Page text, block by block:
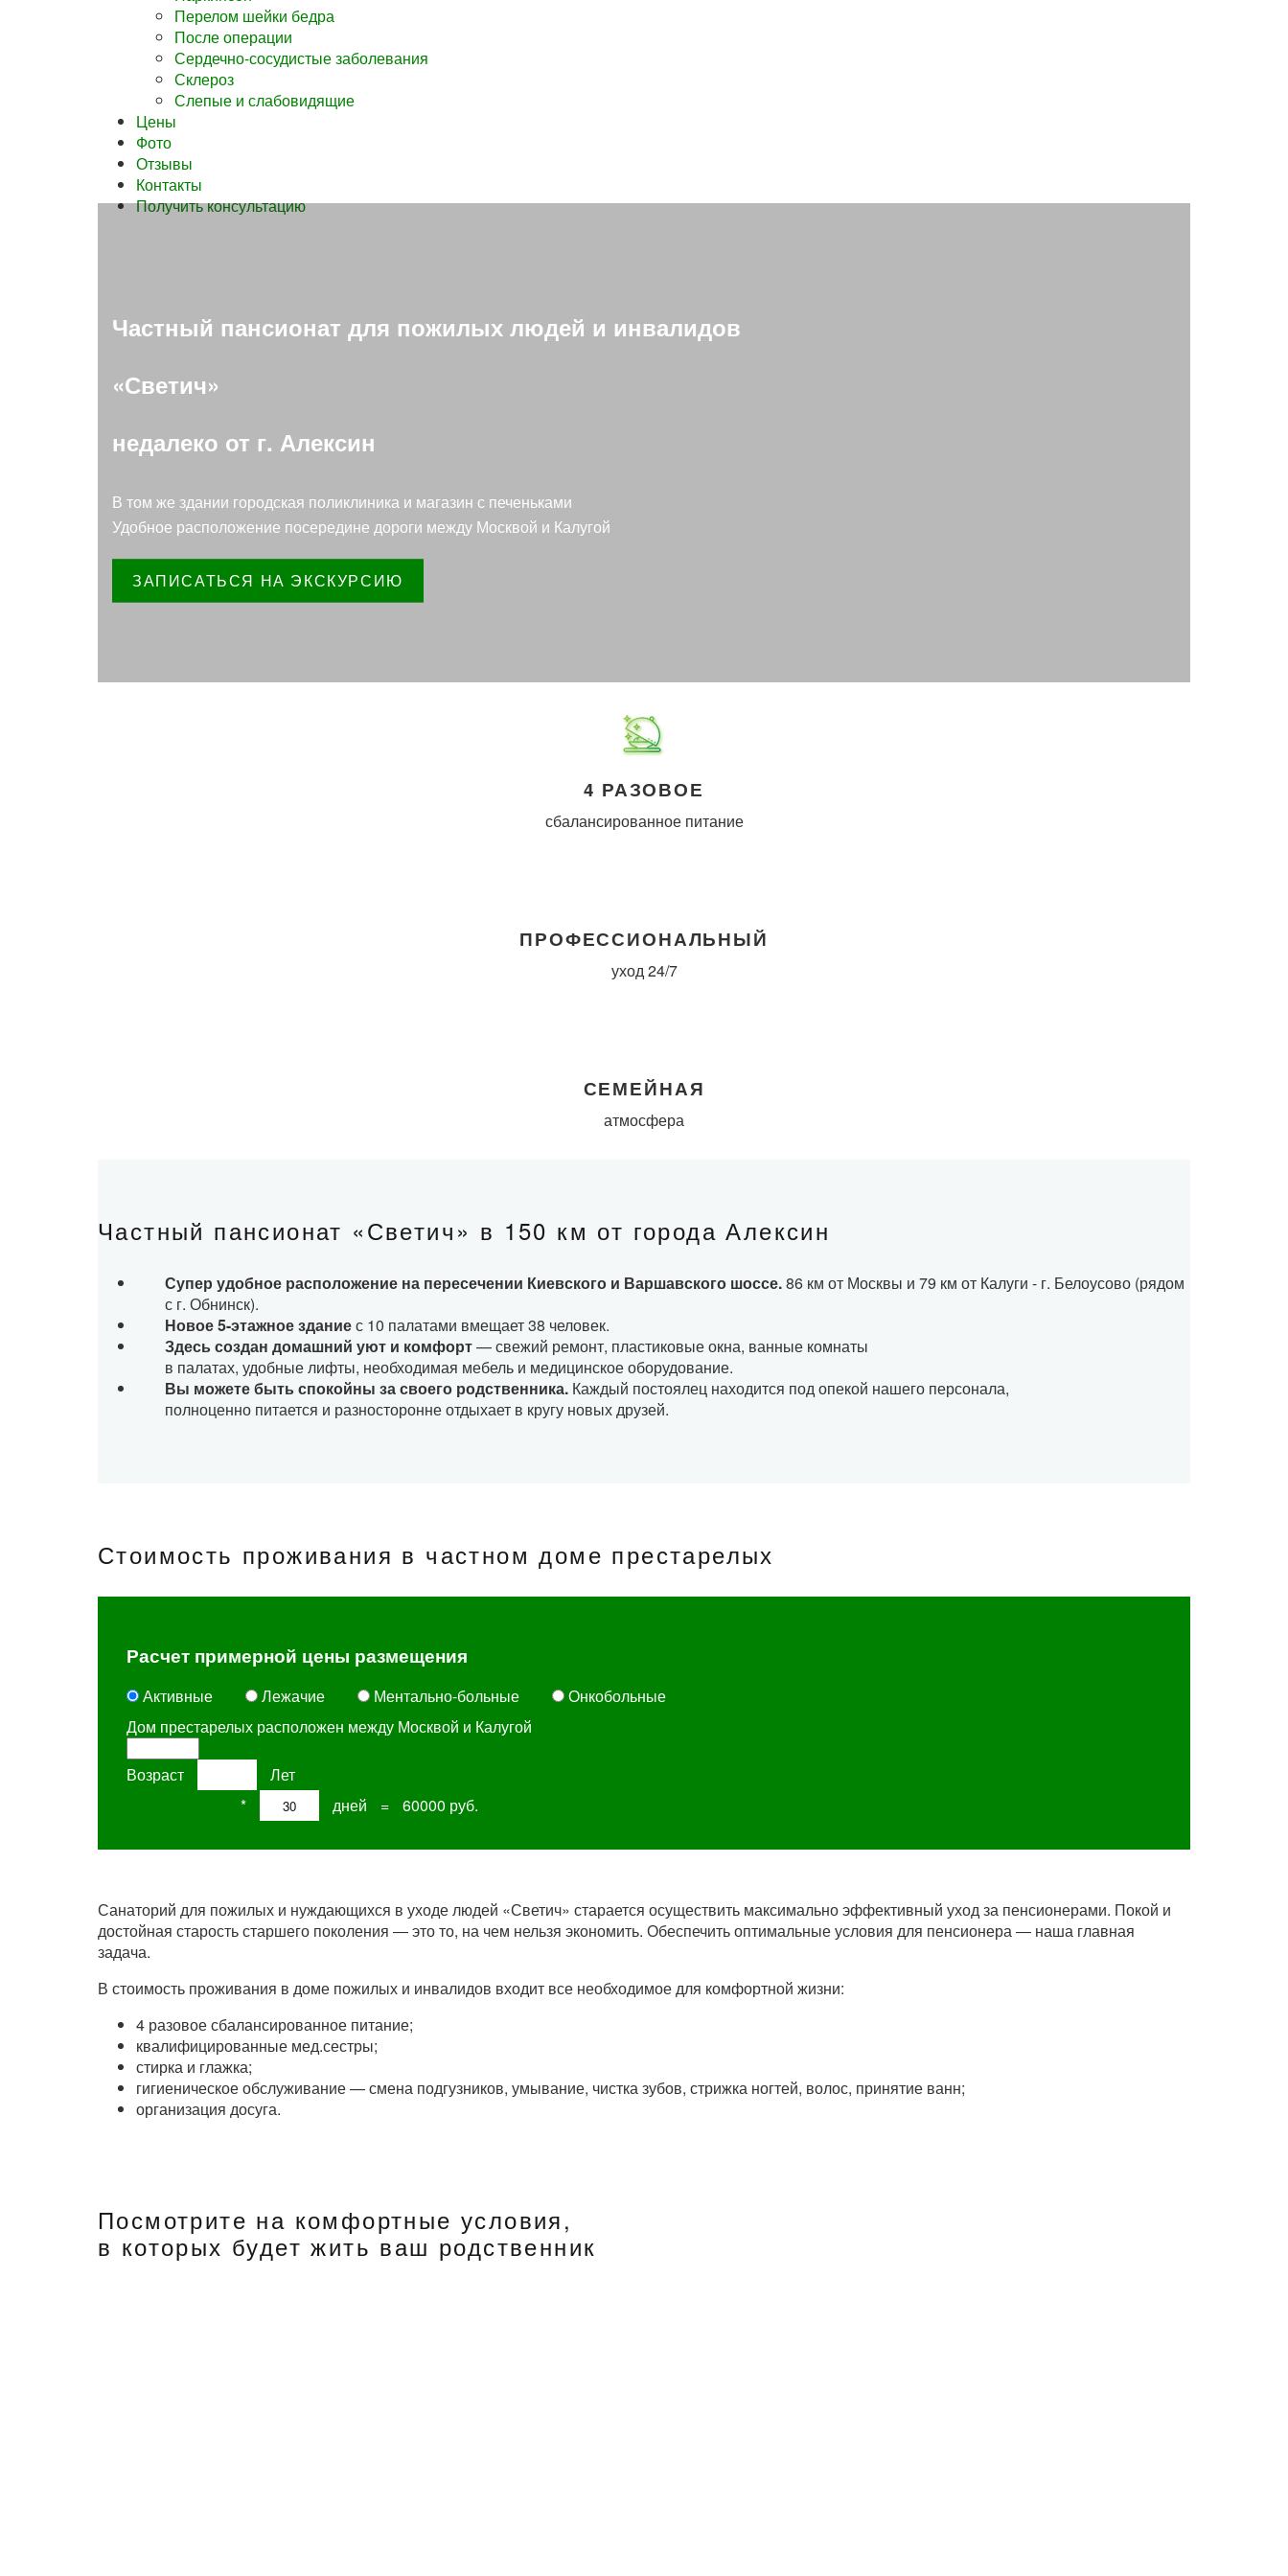
Перелом шейки бедра
После операции
Сердечно-сосудистые заболевания
Склероз
Слепые и слабовидящие
Цены
Фото
Отзывы
Контакты
Получить консультацию
Частный пансионат для пожилых людей и инвалидов
«Светич»
недалеко от г. Алексин
В том же здании городская поликлиника и магазин с печеньками
Удобное расположение посередине дороги между Москвой и Калугой
ЗАПИСАТЬСЯ НА ЭКСКУРСИЮ
4 РАЗОВОЕ
сбалансированное питание
ПРОФЕССИОНАЛЬНЫЙ
уход 24/7
СЕМЕЙНАЯ
атмосфера
Частный пансионат «Светич» в 150 км от города Алексин
Супер удобное расположение на пересечении Киевского и Варшавского шоссе.86 км от Москвы и 79 км от Калуги - г. Белоусово (рядом
с г. Обнинск).
Новое 5-этажное зданиес 10 палатами вмещает 38 человек.
Здесь создан домашний уют и комфорт— свежий ремонт, пластиковые окна, ванные комнаты
в палатах, удобные лифты, необходимая мебель и медицинское оборудование.
Вы можете быть спокойны за своего родственника. Каждый постоялец находится под опекой нашего персонала,
полноценно питается и разносторонне отдыхает в кругу новых друзей.
Стоимость проживания в частном доме престарелых
Расчет примерной цены размещения
Активные Лежачие Ментально-больные
Онкобольные
Дом престарелых расположен между Москвой и Калугой
Возраст
Лет
* дней = 60000 руб.
Санаторий для пожилых и нуждающихся в уходе людей «Светич» старается осуществить максимально эффективный уход за пенсионерами. Покой и
достойная старость старшего поколения ― это то, на чем нельзя экономить. Обеспечить оптимальные условия для пенсионера ― наша главная
задача.
В стоимость проживания в доме пожилых и инвалидов входит все необходимое для комфортной жизни:
4 разовое сбалансированное питание;
квалифицированные мед.сестры;
стирка и глажка;
гигиеническое обслуживание — смена подгузников, умывание, чистка зубов, стрижка ногтей, волос, принятие ванн;
организация досуга.
Посмотрите на комфортные условия,
в которых будет жить ваш родственник